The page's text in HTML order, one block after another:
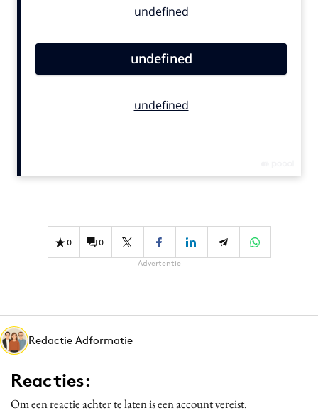
Contentmarketing
Effectiviteit
Gedragsverandering
Martech
Media
Merkstrategie
PR
Programmatic
0 0
Advertentie
Redactie Adformatie
Reacties:
Om een reactie achter te laten is een account vereist.